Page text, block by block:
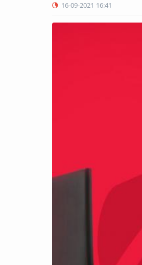
16-09-2021 16:41